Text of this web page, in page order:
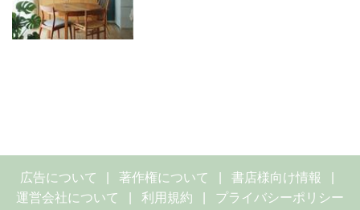
広告について 著作権について
書店様向け情報
運営会社について
利用規約 プライバシーポリシー